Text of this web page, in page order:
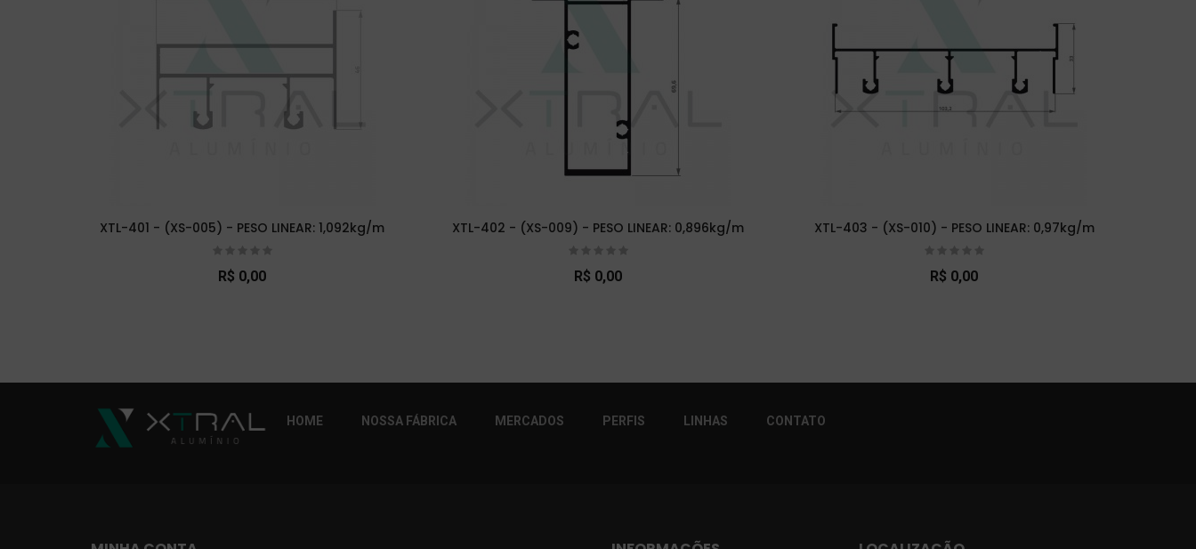
XTL-401 - (XS-005) - PESO LINEAR: 1,092kg/m
R$ 0,00
XTL-402 - (XS-009) - PESO LINEAR: 0,896kg/m
R$ 0,00
XTL-403 - (XS-010) - PESO LINEAR: 0,97kg/m
R$ 0,00
HOME NOSSA FÁBRICA MERCADOS PERFIS LINHAS CONTATO